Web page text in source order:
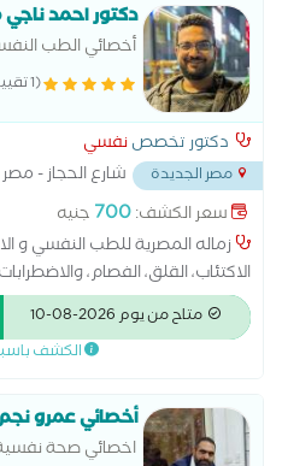
#عضو التحالف العربي لخبراء
شركة تميز للتطوير والتدريب
وتعديل وإدارة السلوك # دبلوم
إعداد مدرب نفسي للأطفال # دبلوم
المقاييس النفسية # دبلوم علم
في الصحة النفسية #دكتوراه مهنية
دكتور احمد ناجي
أخصائي الطب
للطب النفسي(1 تقييم)
دكتور تخصصنفسي
مصر الجديدة شارع الحجاز -
سعر الكشف:700 جنيه
زماله المصرية للطب النفسي و
الاكتئاب، القلق، الفصام،
نفسية واستخدام مقاييس تقييم
النفسية والحالات العضوية ذات
متاح من يوم 2026-08-10
الكشف
أخصائي عمرو
اخصائي صحة